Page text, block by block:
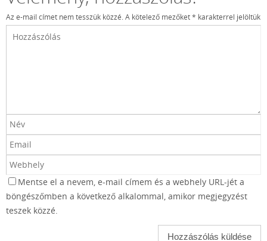
Az e-mail címet nem tesszük közzé.A kötelező mezőket* karakterrel jelöltük
Mentse el a nevem, e-mail címem és a webhely URL-jét a
böngészőmben a következő alkalommal, amikor megjegyzést
teszek közzé.